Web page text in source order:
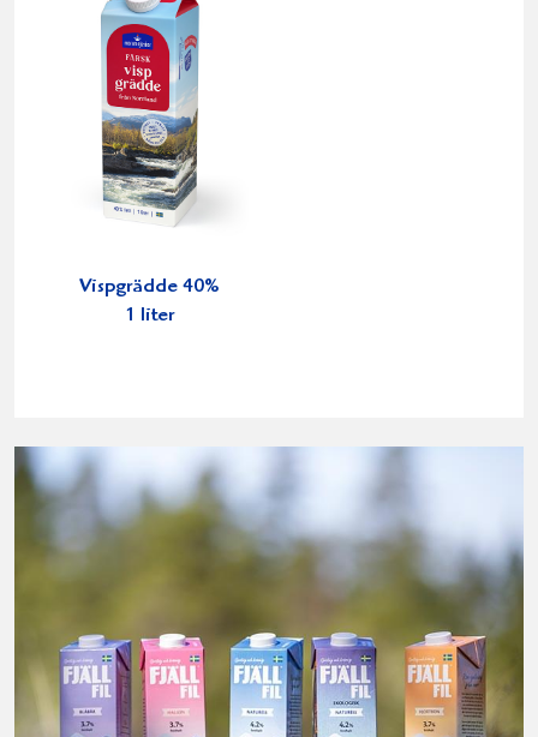
Vispgrädde 40%
1 liter